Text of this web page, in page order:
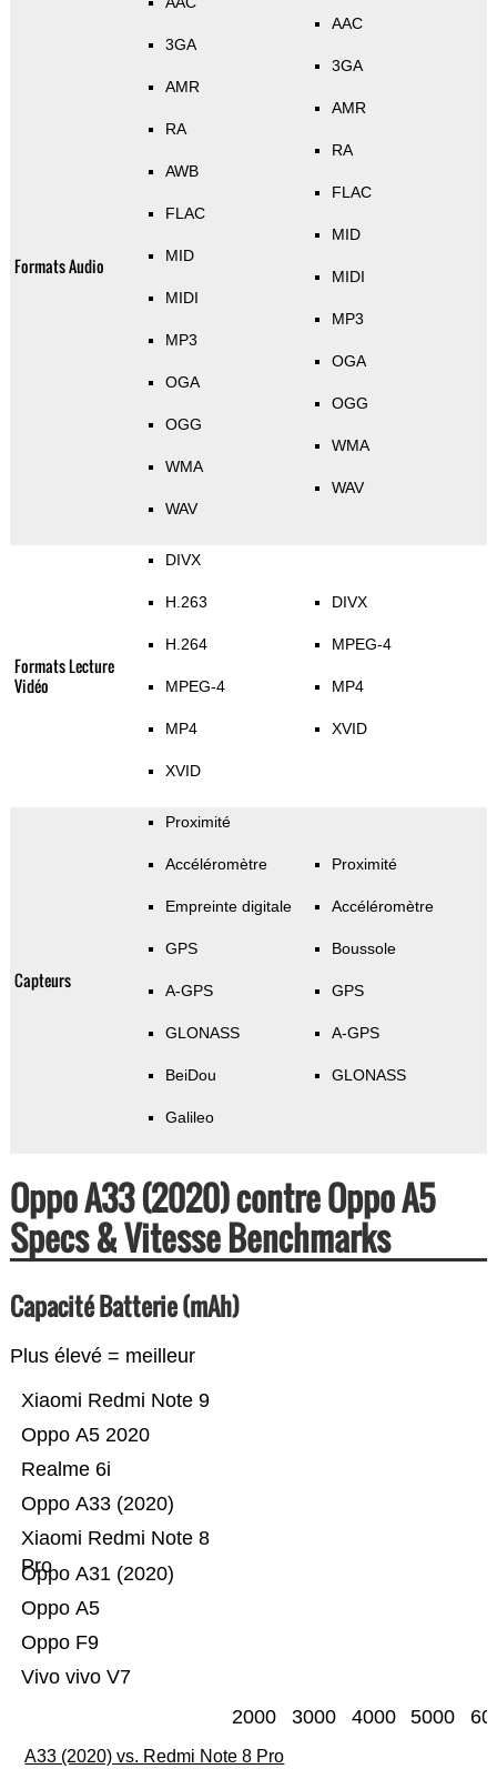
Formats Audio
3GA
AMR
RA
AWB
FLAC
MID
MIDI
MP3
OGA
OGG
WMA
WAV
AAC
3GA
AMR
RA
FLAC
MID
MIDI
MP3
OGA
OGG
WMA
WAV
Formats Lecture
Vidéo
DIVX
H.263
H.264
MPEG-4
MP4
XVID
DIVX
MPEG-4
MP4
XVID
Capteurs
Proximité
Accéléromètre
Empreinte digitale
GPS
A-GPS
GLONASS
BeiDou
Galileo
Proximité
Accéléromètre
Boussole
GPS
A-GPS
GLONASS
Oppo A33 (2020) contre Oppo A5
Specs & Vitesse Benchmarks
Capacité Batterie (mAh)
Plus élevé = meilleur
Vivo vivo V7
Oppo F9
Oppo A5
Oppo A31 (2020)
Xiaomi Redmi Note 8
Pro
Oppo A33 (2020)
Realme 6i
Oppo A5 2020
Xiaomi Redmi Note 9
2000 3000 4000 5000
A33 (2020) vs. Redmi Note 8 Pro